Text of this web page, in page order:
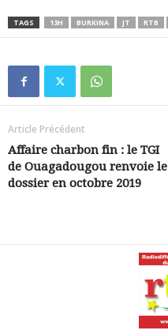
TAGS 13H BURKINA JT RTB
Article Précédent
Affaire charbon fin : le TGI
de Ouagadougou renvoie le
dossier en octobre 2019